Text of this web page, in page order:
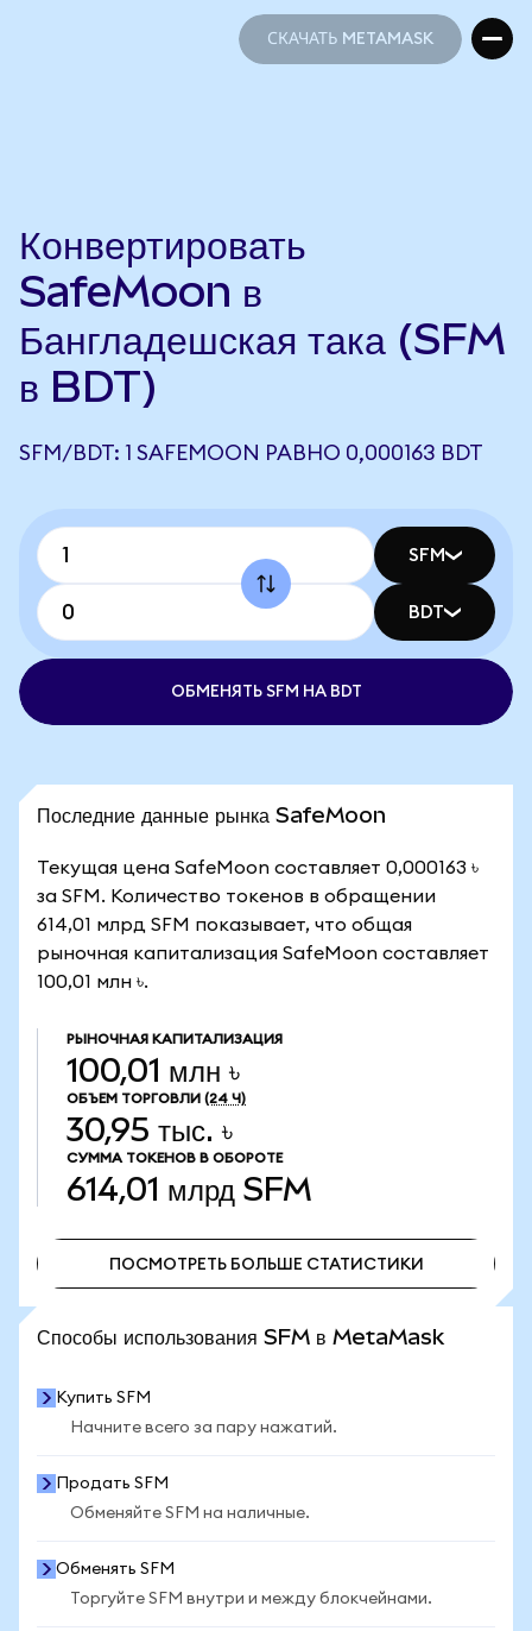
СКАЧАТЬ METAMASK
Конвертировать
SafeMoon в
Бангладешская така (SFM
в BDT)
SFM/BDT: 1 SAFEMOON РАВНО 0,000163 BDT
SFM
BDT
ОБМЕНЯТЬ SFM НА BDT
Последние данные рынка SafeMoon
Текущая цена SafeMoon составляет 0,000163 ৳
за SFM. Количество токенов в обращении
614,01 млрд SFM показывает, что общая
рыночная капитализация SafeMoon составляет
100,01 млн ৳.
РЫНОЧНАЯ КАПИТАЛИЗАЦИЯ
100,01 млн ৳
ОБЪЕМ ТОРГОВЛИ (24 Ч)
30,95 тыс. ৳
СУММА ТОКЕНОВ В ОБОРОТЕ
614,01 млрд SFM
ПОСМОТРЕТЬ БОЛЬШЕ СТАТИСТИКИ
Способы использования SFM в MetaMask
Купить SFM
Начните всего за пару нажатий.
Продать SFM
Обменяйте SFM на наличные.
Обменять SFM
Торгуйте SFM внутри и между блокчейнами.